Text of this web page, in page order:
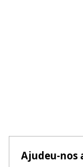
Ajudeu-nos